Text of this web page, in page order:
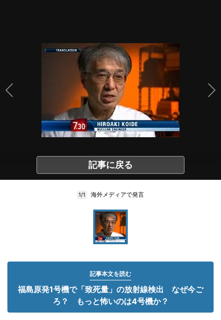
記事に戻る
1/1 海外メディアで発言
記事本文を読む
福島原発1号機で「致死量」の放射線検出 なぜ今ご
ろ？ もっと怖いのは4号機か？